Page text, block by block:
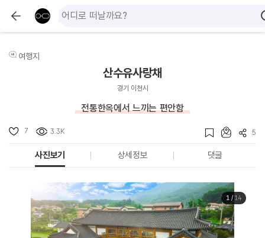
여행지
산수유사랑채
경기 이천시
전통한옥에서 느끼는 편안함
7 3.3K 5
사진보기 상세정보 댓글
1/ 14